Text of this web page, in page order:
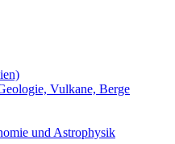
Vulkane, Berge
und Astrophysik